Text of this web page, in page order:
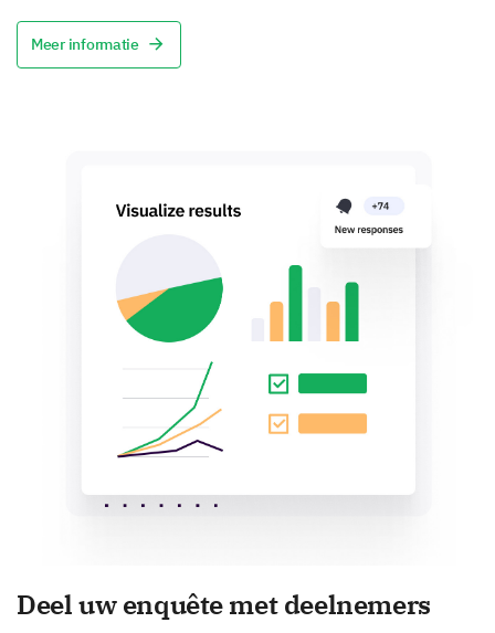
Meer informatie
Deel uw enquête met deelnemers